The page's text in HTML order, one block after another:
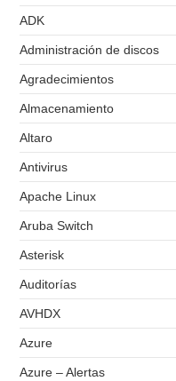
ADK
Administración de discos
Agradecimientos
Almacenamiento
Altaro
Antivirus
Apache Linux
Aruba Switch
Asterisk
Auditorías
AVHDX
Azure
Azure – Alertas